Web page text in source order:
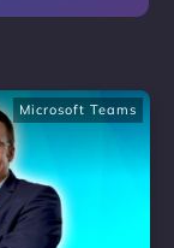
Microsoft Teams